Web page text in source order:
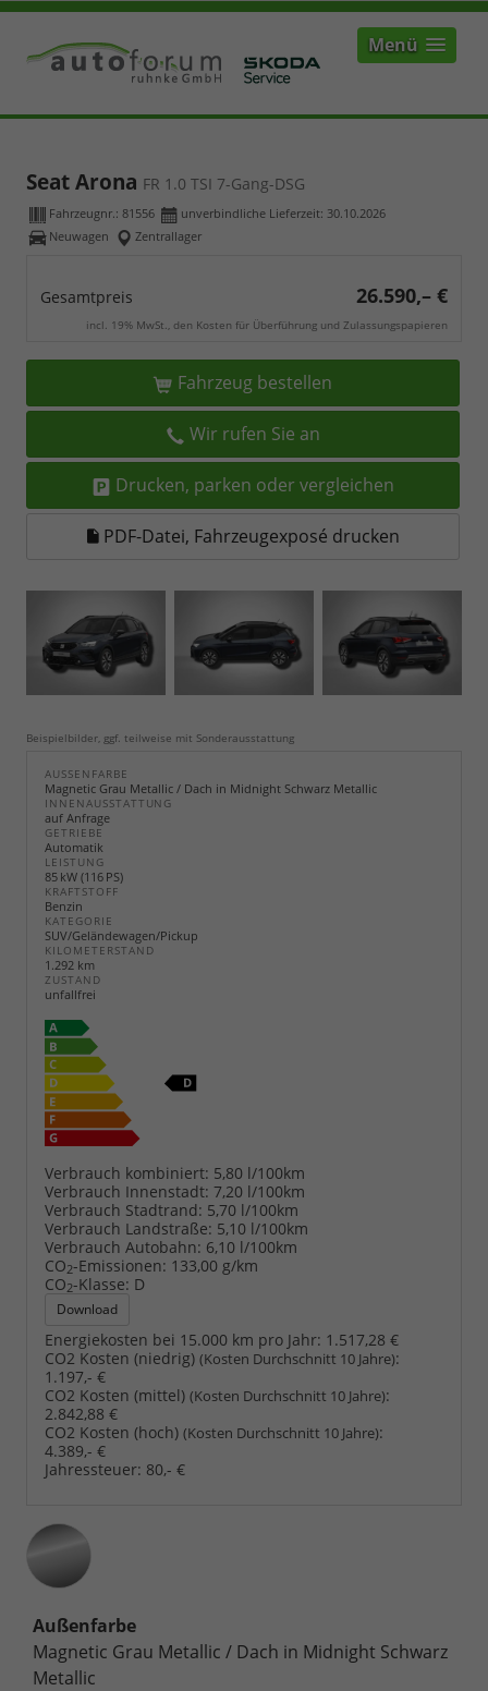
Menü
Seat Arona FR 1.0 TSI 7-Gang-DSG
Fahrzeugnr.: 81556 unverbindliche Lieferzeit: 30.10.2026
Neuwagen
Zentrallager
Gesamtpreis 26.590,– €
incl. 19% MwSt., den Kosten für Überführung und Zulassungspapieren
Fahrzeug bestellen
Wir rufen Sie an
Drucken, parken oder vergleichen
PDF-Datei, Fahrzeugexposé drucken
Beispielbilder, ggf. teilweise mit Sonderausstattung
AUSSENFARBE
Magnetic Grau Metallic / Dach in Midnight Schwarz Metallic
INNENAUSSTATTUNG
auf Anfrage
GETRIEBE
Automatik
LEISTUNG
85 kW (116 PS)
KRAFTSTOFF
Benzin
KATEGORIE
SUV/Geländewagen/Pickup
KILOMETERSTAND
1.292 km
ZUSTAND
unfallfrei
Verbrauch kombiniert: 5,80 l/100km
Verbrauch Innenstadt: 7,20 l/100km
Verbrauch Stadtrand: 5,70 l/100km
Verbrauch Landstraße: 5,10 l/100km
Verbrauch Autobahn: 6,10 l/100km
CO2-Emissionen: 133,00 g/km
CO2-Klasse: D
Download
Energiekosten bei 15.000 km pro Jahr: 1.517,28 €
CO2 Kosten (niedrig) (Kosten Durchschnitt 10 Jahre):
1.197,- €
CO2 Kosten (mittel) (Kosten Durchschnitt 10 Jahre):
2.842,88 €
CO2 Kosten (hoch) (Kosten Durchschnitt 10 Jahre):
4.389,- €
Jahressteuer: 80,- €
Außenfarbe
Magnetic Grau Metallic / Dach in Midnight Schwarz
Metallic